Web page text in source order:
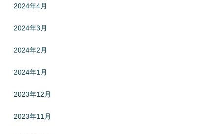
2024年4月
2024年3月
2024年2月
2024年1月
2023年12月
2023年11月